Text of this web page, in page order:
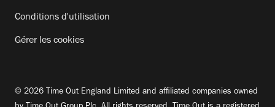
Conditions d'utilisation
Gérer les cookies
© 2026 Time Out England Limited and affiliated companies owned